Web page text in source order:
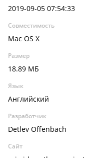
2019-09-05 07:54:33
Совместимость
Mac OS X
Размер
18.89 МБ
Язык
Английский
Разработчик
Detlev Offenbach
Сайт